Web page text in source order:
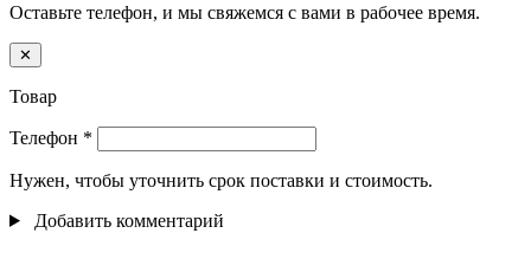
Оставьте телефон, и мы свяжемся с вами в рабочее время.
✕
Товар
Телефон *
Нужен, чтобы уточнить срок поставки и стоимость.
Добавить комментарий